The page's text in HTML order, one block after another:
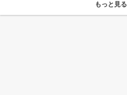
もっと見る